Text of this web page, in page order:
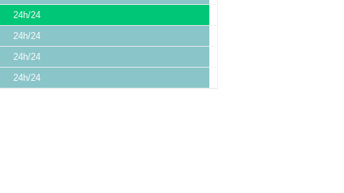
24h/24
24h/24
24h/24
24h/24